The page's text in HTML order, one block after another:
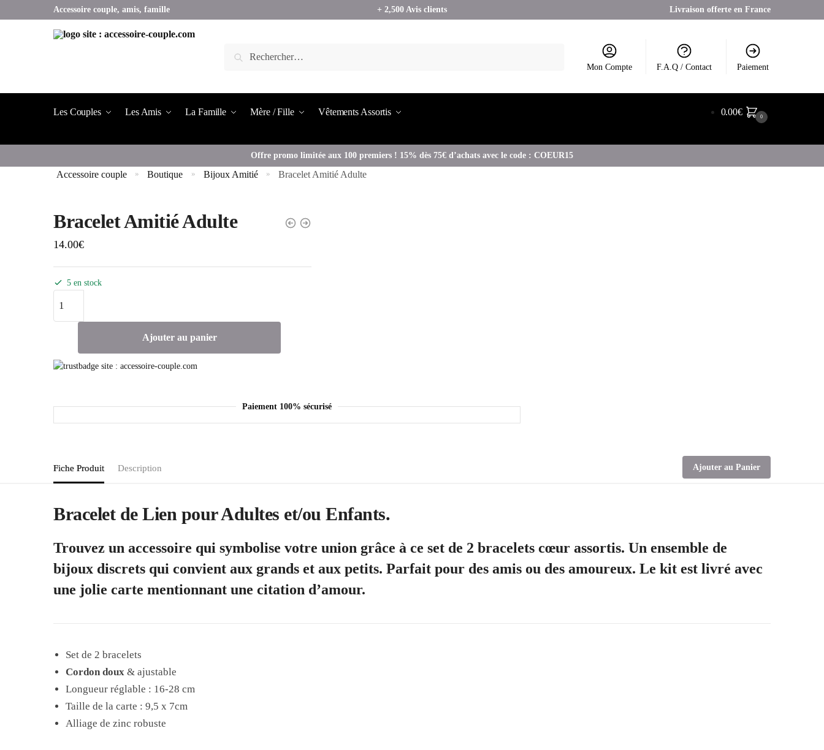
Accessoire couple, amis, famille + 2,500 Avis clients Livraison offerte en France
Mon Compte F.A.Q / Contact Paiement
Les Couples Les Amis La Famille Mère / Fille Vêtements Assortis 0.00€ 0
Offre promo limitée aux 100 premiers ! 15% dès 75€ d’achats avec le code : COEUR15
Accessoire couple » Boutique » Bijoux Amitié » Bracelet Amitié Adulte
Bracelet Amitié Adulte
14.00€
5 en stock
Ajouter au panier
Paiement 100% sécurisé
Fiche Produit Description Ajouter au Panier
Bracelet de Lien pour Adultes et/ou Enfants.
Trouvez un accessoire qui symbolise votre union grâce à ce set de 2 bracelets cœur assortis. Un ensemble de
bijoux discrets qui convient aux grands et aux petits. Parfait pour des amis ou des amoureux. Le kit est livré avec
une jolie carte mentionnant une citation d’amour.
Set de 2 bracelets
Cordon doux & ajustable
Longueur réglable : 16-28 cm
Taille de la carte : 9,5 x 7cm
Alliage de zinc robuste